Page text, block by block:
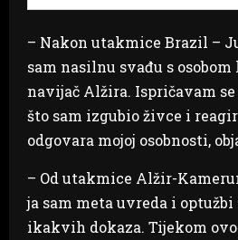
– Nakon utakmice Brazil –
sam nasilnu svađu s
navijač Alžira. Ispričavam
što sam izgubio živce i
odgovara mojoj osobnosti,
– Od utakmice Alžir-
ja sam meta uvreda i optužbi
ikakvih dokaza. Tijekom